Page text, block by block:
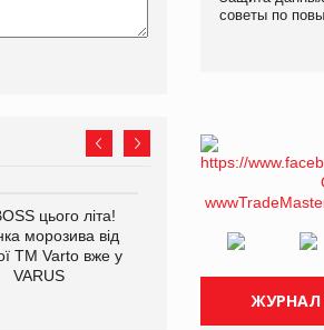
цього літа!
морозива від
ТМ Varto вже у
VARUS
кампанію «Хто б
асортимент, якого
не очікують
платформі
советы по
ЖУРНАЛ